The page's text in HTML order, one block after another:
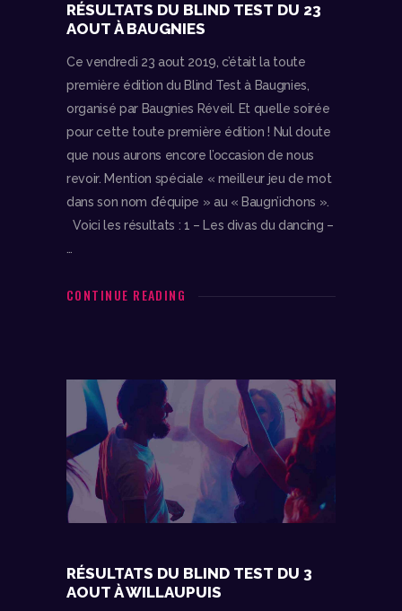
RÉSULTATS DU BLIND TEST DU 23
AOUT À BAUGNIES
Ce vendredi 23 aout 2019, c’était la toute
première édition du Blind Test à Baugnies,
organisé par Baugnies Réveil. Et quelle soirée
pour cette toute première édition ! Nul doute
que nous aurons encore l’occasion de nous
revoir. Mention spéciale « meilleur jeu de mot
dans son nom d’équipe » au « Baugn’ichons ».
Voici les résultats : 1 – Les divas du dancing –
…
CONTINUE READING
RÉSULTATS DU BLIND TEST DU 3
AOUT À WILLAUPUIS